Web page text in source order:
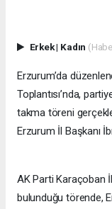
Erkek| Kadın
Erzurum’da
Toplantısı’nda,
takma töreni
Erzurum İl Başkanı
AK Parti Karaçoban
bulunduğu törende,